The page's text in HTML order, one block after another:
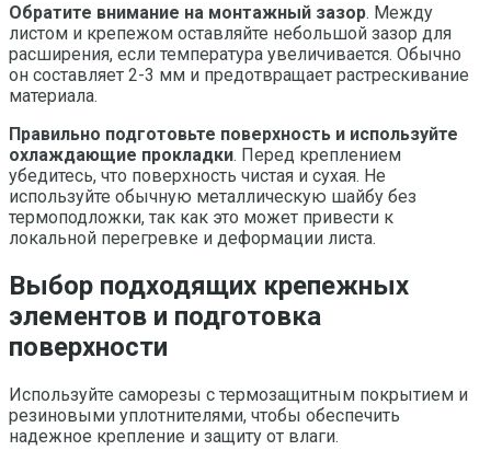
Обратите внимание на монтажный зазор. Между
листом и крепежом оставляйте небольшой зазор для
расширения, если температура увеличивается. Обычно
он составляет 2-3 мм и предотвращает растрескивание
материала.
Правильно подготовьте поверхность и используйте
охлаждающие прокладки. Перед креплением
убедитесь, что поверхность чистая и сухая. Не
используйте обычную металлическую шайбу без
термоподложки, так как это может привести к
локальной перегревке и деформации листа.
Выбор подходящих крепежных
элементов и подготовка
поверхности
Используйте саморезы с термозащитным покрытием и
резиновыми уплотнителями, чтобы обеспечить
надежное крепление и защиту от влаги.